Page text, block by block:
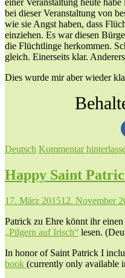
einer Veranstaltung heute
bei dieser Veranstaltung von
wie sie Angst haben, dass
einziehen. Es war diesen
die Flüchtlinge herkommen.
gleich. Einerseits klar.
Dies wurde mir aber wieder
Deutsch Kommentar
Happy Saint
17. März 201512. November
Patrick zu Ehre könnt ihr
„Pilgern auf Irisch“ lesen.
In honor of Saint Patrick I
book (currently only available